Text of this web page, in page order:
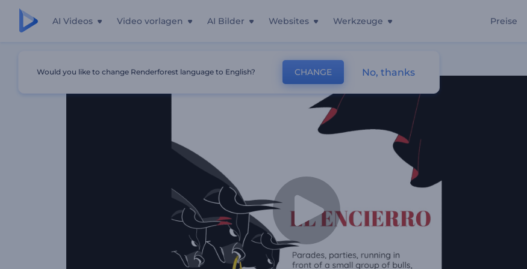
AI Videos Video vorlagen AI Bilder Websites Werkzeuge Preise
Would you like to change Renderforest language to English? CHANGE No, thanks